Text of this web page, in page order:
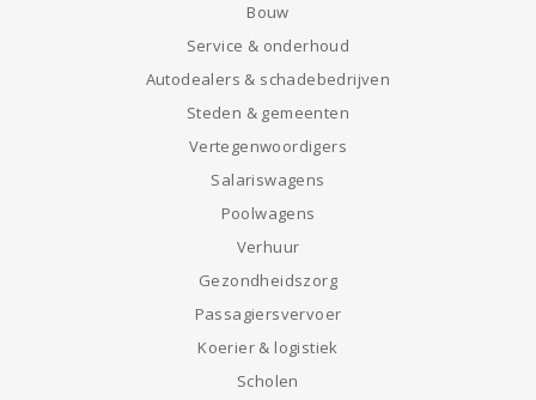
Bouw
Service & onderhoud
Autodealers & schadebedrijven
Steden & gemeenten
Vertegenwoordigers
Salariswagens
Poolwagens
Verhuur
Gezondheidszorg
Passagiersvervoer
Koerier & logistiek
Scholen